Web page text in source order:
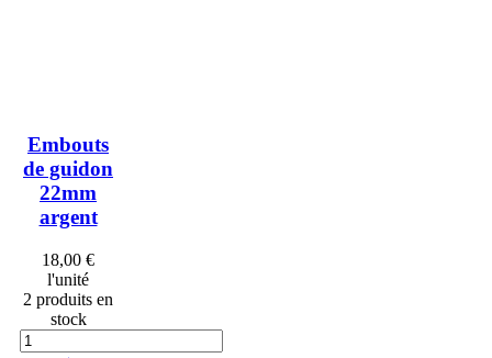
Embouts
de guidon
22mm
argent
18,00 €
l'unité
2 produits en
stock